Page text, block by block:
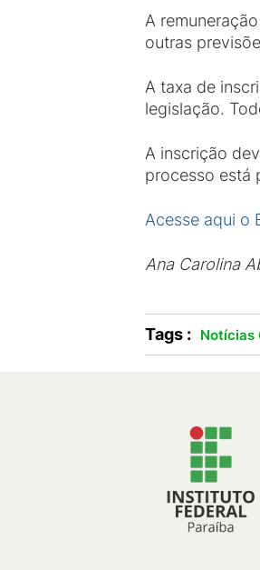
A
outras
A taxa de
legislação.
A inscrição
processo está
Acesse aqui o
Ana Carolina
Tags : Notícias